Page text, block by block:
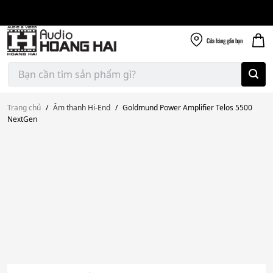
content
Cửa hànggần bạn
Tìm
kiếm:
Trang chủ / Âm thanh Hi-End / Goldmund Power Amplifier Telos 5500
NextGen